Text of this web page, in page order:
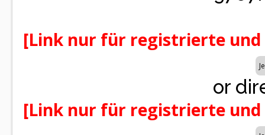
[Link nur für registrierte
or
[Link nur für registrierte